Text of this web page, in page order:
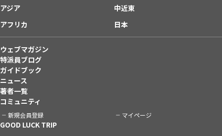
アジア
中近東
アフリカ
日本
ウェブマガジン
特派員ブログ
ガイドブック
ニュース
著者一覧
コミュニティ
新規会員登録 マイページ
GOOD LUCK TRIP